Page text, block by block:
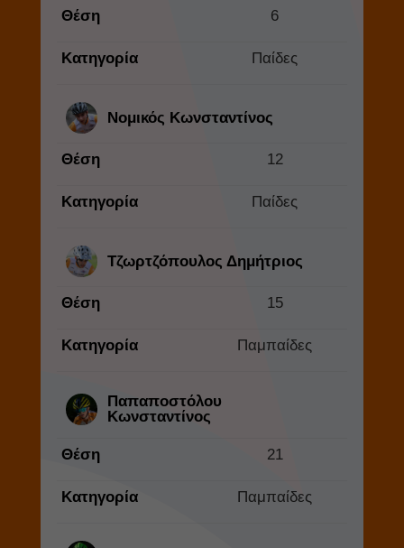
Θέση 6
Κατηγορία Παίδες
Νομικός Κωνσταντίνος
Θέση 12
Κατηγορία Παίδες
Τζωρτζόπουλος Δημήτριος
Θέση 15
Κατηγορία Παμπαίδες
Παπαποστόλου
Κωνσταντίνος
Θέση 21
Κατηγορία Παμπαίδες